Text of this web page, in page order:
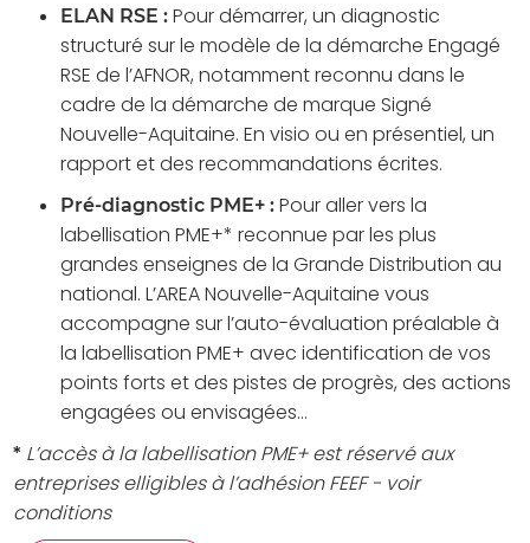
ELAN RSE : Pour démarrer, un diagnostic
structuré sur le modèle de la démarche Engagé
RSE de l’AFNOR, notamment reconnu dans le
cadre de la démarche de marque Signé
Nouvelle-Aquitaine. En visio ou en présentiel, un
rapport et des recommandations écrites.
Pré-diagnostic PME+ :Pour aller vers la
labellisation PME+* reconnue par les plus
grandes enseignes de la Grande Distribution au
national. L’AREA Nouvelle-Aquitaine vous
accompagne sur l’auto-évaluation préalable à
la labellisation PME+ avec identification de vos
points forts et des pistes de progrès, des actions
engagées ou envisagées...
* L’accès à la labellisation PME+ est réservé aux
entreprises elligibles à l’adhésion FEEF - voir
conditions